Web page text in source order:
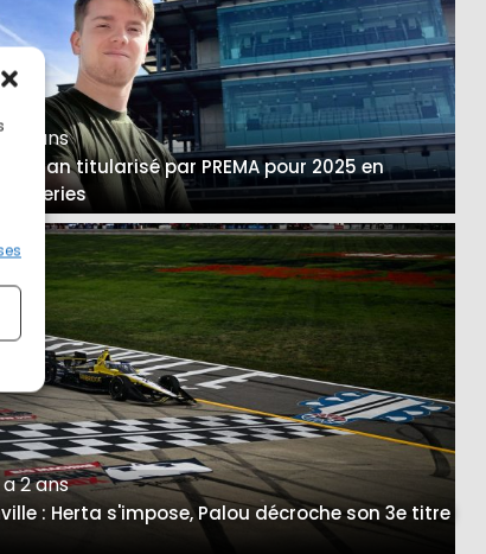
2 ans
titularisé par PREMA pour 2025 en
Series
2 ans
: Herta s'impose, Palou décroche son 3e titre